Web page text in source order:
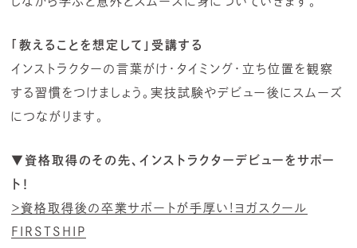
「教えることを想定して」受講する
インストラクターの言葉がけ・タイミング・立ち位置を観察
する習慣をつけましょう。実技試験やデビュー後にスムーズ
につながります。
▼資格取得のその先、インストラクターデビューをサポー
ト！
＞資格取得後の卒業サポートが手厚い!ヨガスクール
FIRSTSHIP